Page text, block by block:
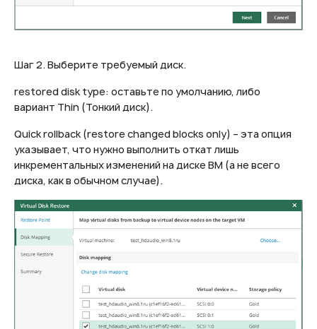
Шаг 2. Выберите требуемый диск.
restored disk type: оставьте по умолчанию, либо
вариант Thin (Тонкий диск).
Quick rollback (restore changed blocks only) – эта опция
указывает, что нужно выполнить откат лишь
инкрементальных изменений на диске ВМ (а не всего
диска, как в обычном случае).